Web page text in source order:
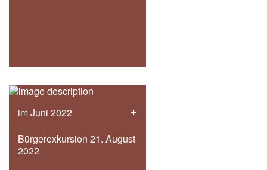
im Juni 2022 +
Bürgerexkursion 21. August
2022